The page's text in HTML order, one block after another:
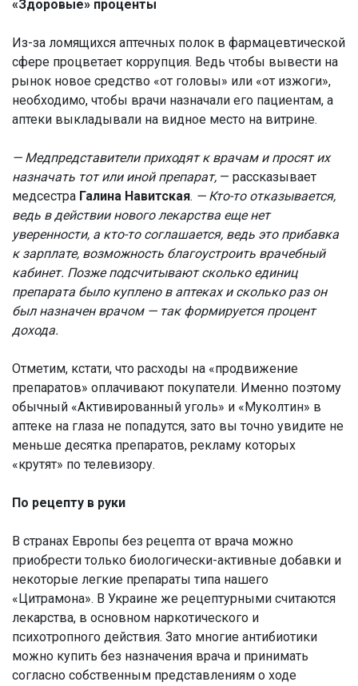
«Здоровые» проценты
Из-за ломящихся аптечных полок в фармацевтической
сфере процветает коррупция. Ведь чтобы вывести на
рынок новое средство «от головы» или «от изжоги»,
необходимо, чтобы врачи назначали его пациентам, а
аптеки выкладывали на видное место на витрине.
— Медпредставители приходят к врачам и просят их
назначать тот или иной препарат, — рассказывает
медсестра Галина Навитская. — Кто-то отказывается,
ведь в действии нового лекарства еще нет
уверенности, а кто-то соглашается, ведь это прибавка
к зарплате, возможность благоустроить врачебный
кабинет. Позже подсчитывают сколько единиц
препарата было куплено в аптеках и сколько раз он
был назначен врачом — так формируется процент
дохода.
Отметим, кстати, что расходы на «продвижение
препаратов» оплачивают покупатели. Именно поэтому
обычный «Активированный уголь» и «Муколтин» в
аптеке на глаза не попадутся, зато вы точно увидите не
меньше десятка препаратов, рекламу которых
«крутят» по телевизору.
По рецепту в руки
В странах Европы без рецепта от врача можно
приобрести только биологически-активные добавки и
некоторые легкие препараты типа нашего
«Цитрамона». В Украине же рецептурными считаются
лекарства, в основном наркотического и
психотропного действия. Зато многие антибиотики
можно купить без назначения врача и принимать
согласно собственным представлениям о ходе